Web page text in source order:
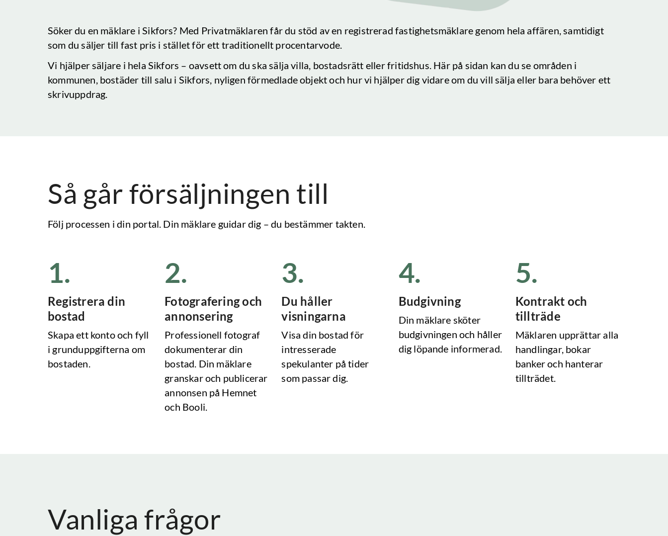
Söker du en mäklare i Sikfors? Med Privatmäklaren får du stöd av en registrerad fastighetsmäklare genom hela affären, samtidigt
som du säljer till fast pris i stället för ett traditionellt procentarvode.
Vi hjälper säljare i hela Sikfors – oavsett om du ska sälja villa, bostadsrätt eller fritidshus. Här på sidan kan du se områden i
kommunen, bostäder till salu i Sikfors, nyligen förmedlade objekt och hur vi hjälper dig vidare om du vill sälja eller bara behöver ett
skrivuppdrag.
Så går försäljningen till
Följ processen i din portal. Din mäklare guidar dig – du bestämmer takten.
1.
Registrera din
bostad
Skapa ett konto och fyll
i grunduppgifterna om
bostaden.
2.
Fotografering och
annonsering
Professionell fotograf
dokumenterar din
bostad. Din mäklare
granskar och publicerar
annonsen på Hemnet
och Booli.
3.
Du håller
visningarna
Visa din bostad för
intresserade
spekulanter på tider
som passar dig.
4.
Budgivning
Din mäklare sköter
budgivningen och håller
dig löpande informerad.
5.
Kontrakt och
tillträde
Mäklaren upprättar alla
handlingar, bokar
banker och hanterar
tillträdet.
Vanliga frågor